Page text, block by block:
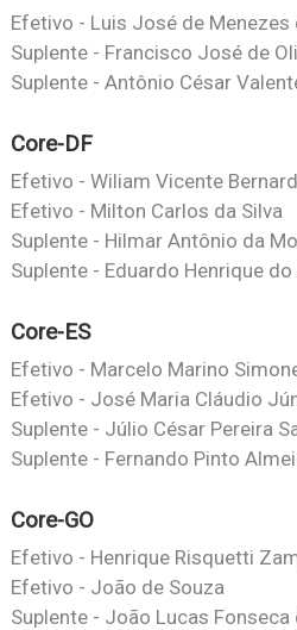
Efetivo - Luis José de Menezes
Suplente - Francisco José de
Suplente - Antônio César
Core-DF
Efetivo - Wiliam Vicente
Efetivo - Milton Carlos da Silva
Suplente - Hilmar Antônio da
Suplente - Eduardo Henrique
Core-ES
Efetivo - Marcelo Marino
Efetivo - José Maria Cláudio
Suplente - Júlio César Pereira
Suplente - Fernando Pinto
Core-GO
Efetivo - Henrique Risquetti
Efetivo - João de Souza
Suplente - João Lucas